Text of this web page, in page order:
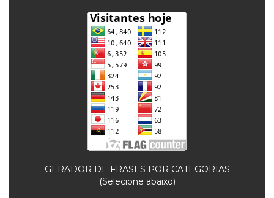
GERADOR DE FRASES POR CATEGORIAS
(Selecione abaixo)